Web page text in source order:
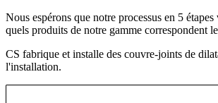
Nous espérons que notre processus en 5
quels produits de notre gamme correspondent
CS fabrique et installe des couvre-joints de
l'installation.